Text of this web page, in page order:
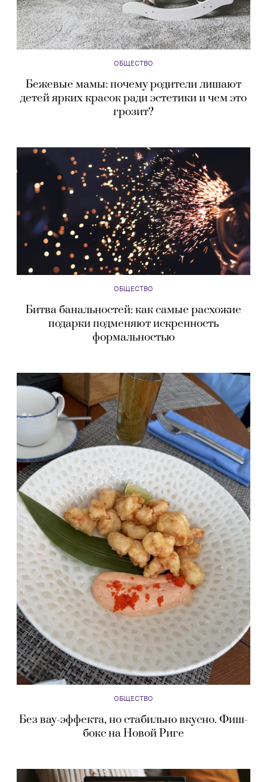
ОБЩЕСТВО
Бежевые мамы: почему родители лишают
детей ярких красок ради эстетики и чем это
грозит?
ОБЩЕСТВО
Битва банальностей: как самые расхожие
подарки подменяют искренность
формальностью
ОБЩЕСТВО
Без вау-эффекта, но стабильно вкусно. Фиш-
бокс на Новой Риге